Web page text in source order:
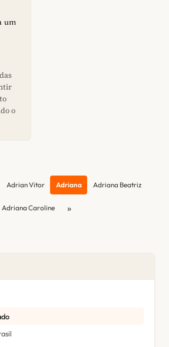
um
o
Adrian Vitor Adriana Adriana Beatriz
Adriana Caroline »